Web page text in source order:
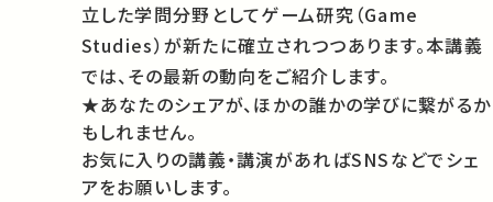
立した学問分野としてゲーム研究（Game
Studies）が新たに確立されつつあります。本講義
では、その最新の動向をご紹介します。
★あなたのシェアが、ほかの誰かの学びに繋がるか
もしれません。
お気に入りの講義・講演があればSNSなどでシェ
アをお願いします。